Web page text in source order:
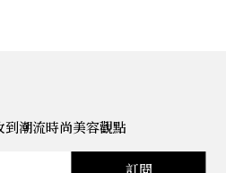
潮流時尚美容觀點
訂閱